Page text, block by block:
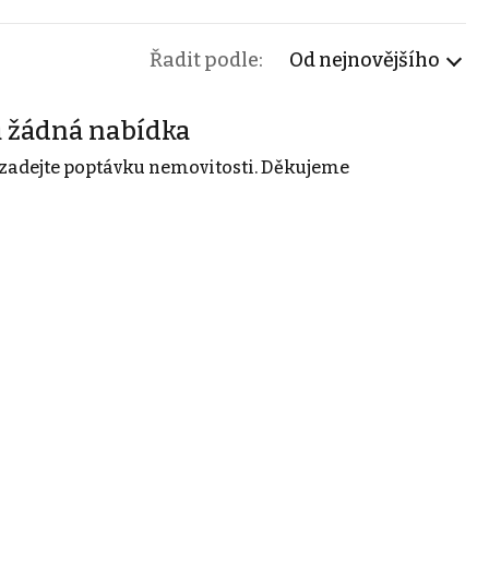
Řadit podle: Od nejnovějšího
nabídka
poptávku nemovitosti. Děkujeme